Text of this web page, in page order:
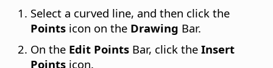
Select a curved line, and then click the
Points icon on the Drawing Bar.
On the Edit Points Bar, click the Insert
Points icon.